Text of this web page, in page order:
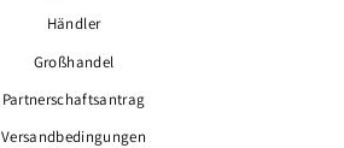
Händler
Großhandel
Partnerschaftsantrag
Versandbedingungen